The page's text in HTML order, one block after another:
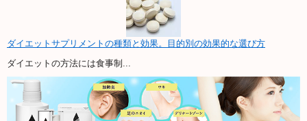
ダイエットサプリメントの種類と効果。目的別の効果的な選び方
ダイエットの方法には食事制...